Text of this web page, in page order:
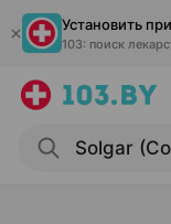
Установить
103: поиск